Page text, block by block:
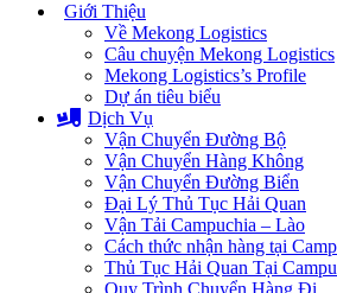
Giới Thiệu
Về Mekong Logistics
Câu chuyện Mekong Logistics
Mekong Logistics’s Profile
Dự án tiêu biểu
Dịch Vụ
Vận Chuyển Đường Bộ
Vận Chuyển Hàng Không
Vận Chuyển Đường Biển
Đại Lý Thủ Tục Hải Quan
Vận Tải Campuchia – Lào
Cách thức nhận hàng tại
Thủ Tục Hải Quan Tại
Quy Trình Chuyển Hàng Đi